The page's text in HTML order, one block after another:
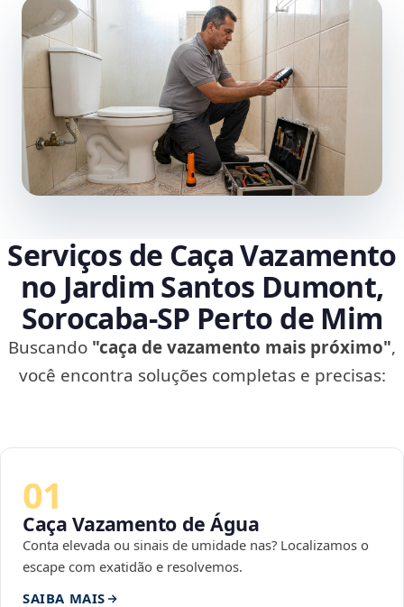
Serviços de Caça Vazamento
no Jardim Santos Dumont,
Sorocaba‑SP Perto de Mim
Buscando "caça de vazamento mais próximo",
você encontra soluções completas e precisas:
01
Caça Vazamento de Água
Conta elevada ou sinais de umidade nas? Localizamos o
escape com exatidão e resolvemos.
SAIBA MAIS